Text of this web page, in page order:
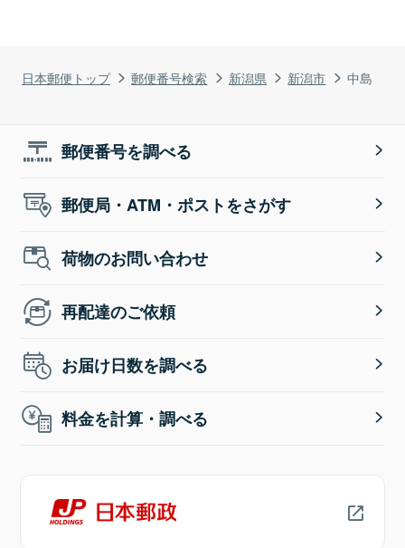
日本郵便トップ 郵便番号検索 新潟県 新潟市 中島
郵便番号を調べる
郵便局・ATM・ポストをさがす
荷物のお問い合わせ
再配達のご依頼
お届け日数を調べる
料金を計算・調べる